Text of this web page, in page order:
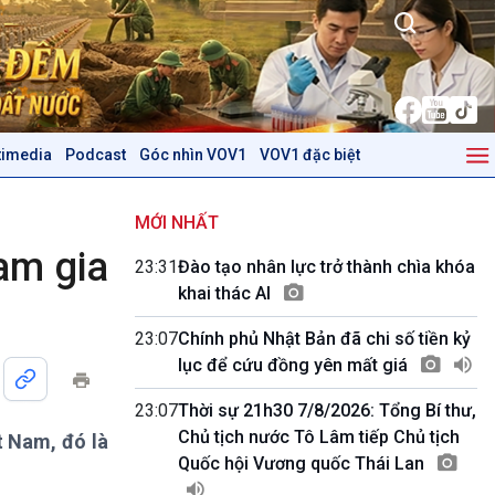
Podcast Góc nhìn VOV1 VOV1 đặc biệt
Dòng chảy Kinh tế
Tuyên chiến với gian lận
thương mại
Mùa vàng
Biển đảo Việt Nam
Tâm tình biên giới và hải
đảo
Tìm hiểu biển, đảo Việt
Nam
Podcast
Góc nhìn VOV1
Bình luận
gia
Nam, đó là
MỚI NHẤT
23:31Đào tạo nhân lực trở thành chìa khóa
khai thác AI
23:07Chính phủ Nhật Bản đã chi số tiền kỷ
lục để cứu đồng yên mất giá
23:07Thời sự 21h30 7/8/2026: Tổng Bí thư,
Chủ tịch nước Tô Lâm tiếp Chủ tịch
Quốc hội Vương quốc Thái Lan